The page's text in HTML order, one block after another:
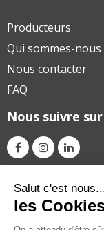
Producteurs
Qui sommes-nous
Nous contacter
FAQ
Nous suivre
Avec le soutien
Salut c'est
les